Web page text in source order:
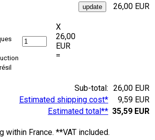
X
26,00
EUR
=
26,00 EUR
Sub-total: 26,00 EUR
Estimated shipping cost*
9,59 EUR
Estimated total** 35,59 EUR
within France. **VAT included.